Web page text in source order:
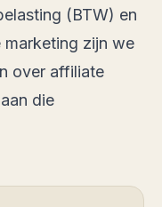
(BTW) en
zijn we
over affiliate
die